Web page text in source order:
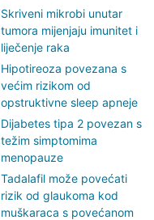
Skriveni mikrobi unutar
tumora mijenjaju imunitet i
liječenje raka
Hipotireoza povezana s
većim rizikom od
opstruktivne sleep apneje
Dijabetes tipa 2 povezan s
težim simptomima
menopauze
Tadalafil može povećati
rizik od glaukoma kod
muškaraca s povećanom